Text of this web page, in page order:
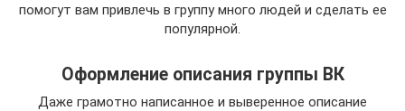
помогут вам привлечь в группу много людей и сделать ее
популярной.
Оформление описания группы ВК
Даже грамотно написанное и выверенное описание